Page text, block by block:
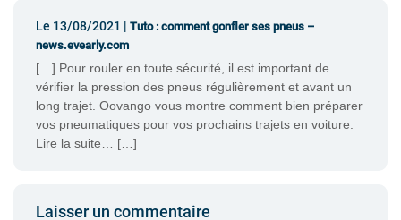
Le 13/08/2021 | Tuto : comment gonfler ses pneus –
news.evearly.com
[…] Pour rouler en toute sécurité, il est important de
vérifier la pression des pneus régulièrement et avant un
long trajet. Oovango vous montre comment bien préparer
vos pneumatiques pour vos prochains trajets en voiture.
Lire la suite… […]
Laisser un commentaire